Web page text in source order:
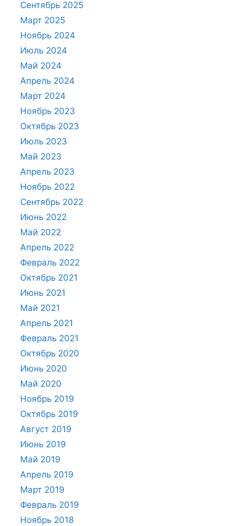
Сентябрь 2025
Март 2025
Ноябрь 2024
Июль 2024
Май 2024
Апрель 2024
Март 2024
Ноябрь 2023
Октябрь 2023
Июль 2023
Май 2023
Апрель 2023
Ноябрь 2022
Сентябрь 2022
Июнь 2022
Май 2022
Апрель 2022
Февраль 2022
Октябрь 2021
Июнь 2021
Май 2021
Апрель 2021
Февраль 2021
Октябрь 2020
Июнь 2020
Май 2020
Ноябрь 2019
Октябрь 2019
Август 2019
Июнь 2019
Май 2019
Апрель 2019
Март 2019
Февраль 2019
Ноябрь 2018